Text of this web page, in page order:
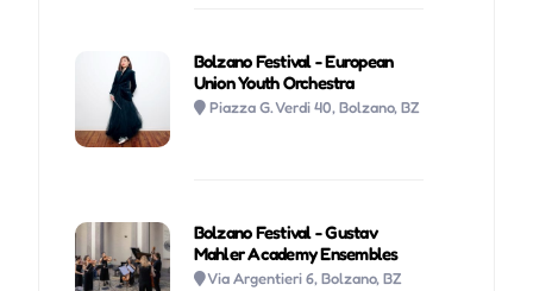
Bolzano Festival - European
Union Youth Orchestra
Piazza G. Verdi 40, Bolzano, BZ
Bolzano Festival - Gustav
Mahler Academy Ensembles
Via Argentieri 6, Bolzano, BZ